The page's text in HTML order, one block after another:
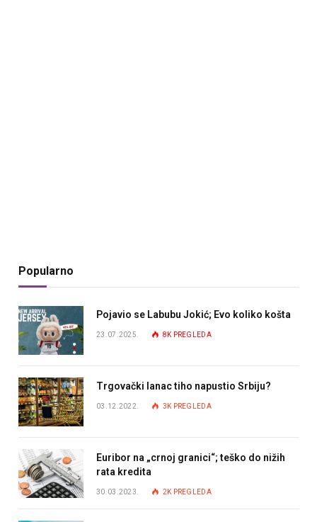
Popularno
Pojavio se Labubu Jokić; Evo koliko košta
23.07.2025. 8K PREGLEDA
Trgovački lanac tiho napustio Srbiju?
03.12.2022. 3K PREGLEDA
Euribor na „crnoj granici“; teško do nižih
rata kredita
30.03.2023. 2K PREGLEDA